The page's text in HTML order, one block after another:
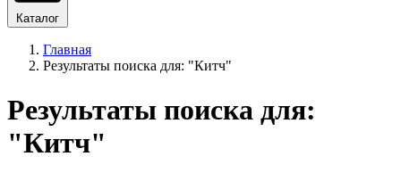
Каталог
Главная
Результаты поиска для: "Китч"
Результаты поиска для:
"Китч"